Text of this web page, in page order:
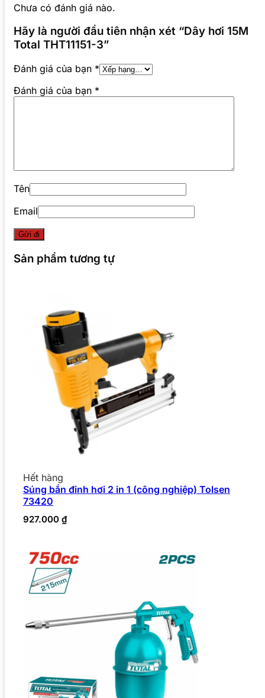
Chưa có đánh giá nào.
Hãy là người đầu tiên nhận xét “Dây hơi 15M
Total THT11151-3”
Đánh giá của bạn *
Đánh giá của bạn *
Tên
Email
Sản phẩm tương tự
Hết hàng
Súng bắn đinh hơi 2 in 1 (công nghiệp) Tolsen
73420
927.000 ₫